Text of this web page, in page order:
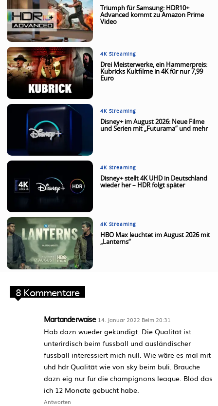
Triumph für Samsung: HDR10+
Advanced kommt zu Amazon Prime
Video
4K Streaming
Drei Meisterwerke, ein Hammerpreis:
Kubricks Kultfilme in 4K für nur 7,99
Euro
4K Streaming
Disney+ im August 2026: Neue Filme
und Serien mit „Futurama“ und mehr
4K Streaming
Disney+ stellt 4K UHD in Deutschland
wieder her – HDR folgt später
4K Streaming
HBO Max leuchtet im August 2026 mit
„Lanterns“
8 Kommentare
Martanderwaise 14. Januar 2022 Beim 20:31
Hab dazn wueder gekündigt. Die Qualität ist
unterirdisch beim fussball und ausländischer
fussball interessiert mich null. Wie wäre es mal mit
uhd hdr Qualität wie von sky beim buli. Brauche
dazn eig nur für die champignons leaque. Blöd das
ich 12 Monate gebucht habe.
Antworten